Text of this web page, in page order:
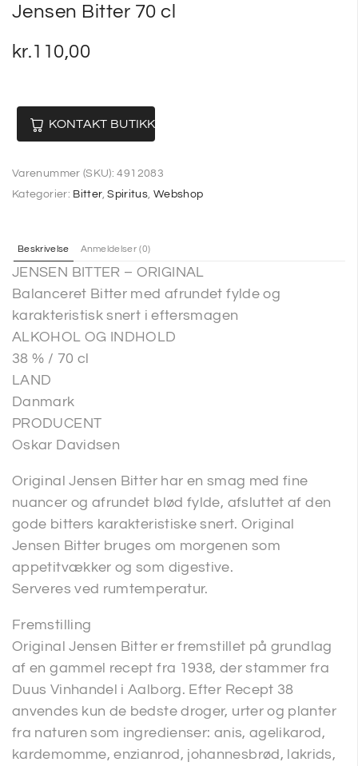
Jensen Bitter 70 cl
kr.110,00
KONTAKT BUTIKKEN
Varenummer (SKU):4912083
Kategorier: Bitter,Spiritus, Webshop
Beskrivelse Anmeldelser (0)
JENSEN BITTER – ORIGINAL
Balanceret Bitter med afrundet fylde og
karakteristisk snert i eftersmagen
ALKOHOL OG INDHOLD
38 % / 70 cl
LAND
Danmark
PRODUCENT
Oskar Davidsen
Original Jensen Bitter har en smag med fine
nuancer og afrundet blød fylde, afsluttet af den
gode bitters karakteristiske snert. Original
Jensen Bitter bruges om morgenen som
appetitvækker og som digestive.
Serveres ved rumtemperatur.
Fremstilling
Original Jensen Bitter er fremstillet på grundlag
af en gammel recept fra 1938, der stammer fra
Duus Vinhandel i Aalborg. Efter Recept 38
anvendes kun de bedste droger, urter og planter
fra naturen som ingredienser: anis, agelikarod,
kardemomme, enzianrod, johannesbrød, lakrids,